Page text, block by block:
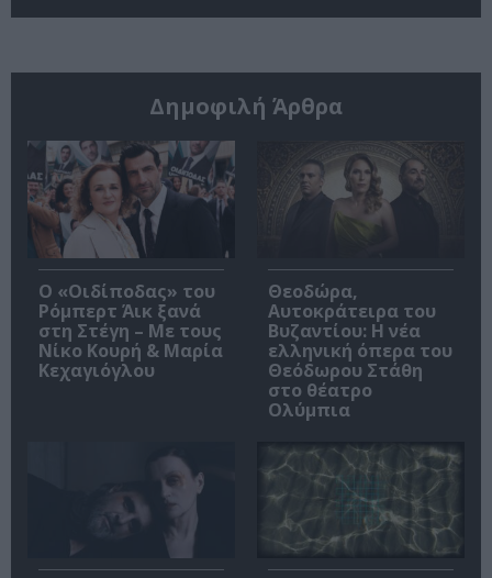
Δημοφιλή Άρθρα
O «Οιδίποδας» του
Ρόμπερτ Άικ ξανά
στη Στέγη – Με τους
Νίκο Κουρή & Μαρία
Κεχαγιόγλου
Θεοδώρα,
Αυτοκράτειρα του
Βυζαντίου: Η νέα
ελληνική όπερα του
Θεόδωρου Στάθη
στο θέατρο
Ολύμπια